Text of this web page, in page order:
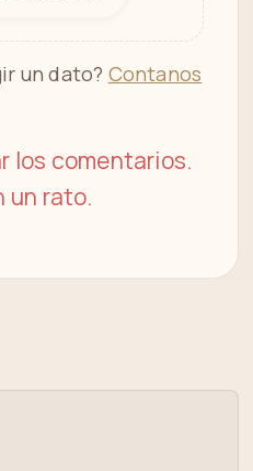
un dato? Contanos
los comentarios.
un rato.